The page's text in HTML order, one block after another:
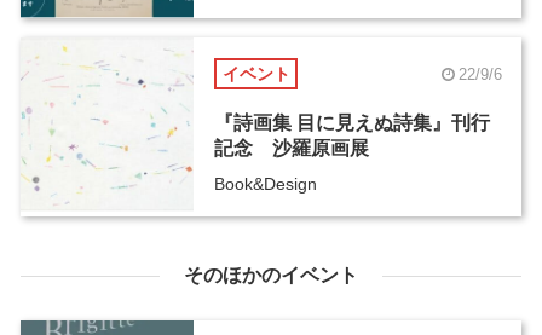
イベント 22/9/6
『詩画集 目に見えぬ詩集』刊行
記念 沙羅原画展
Book&Design
そのほかのイベント